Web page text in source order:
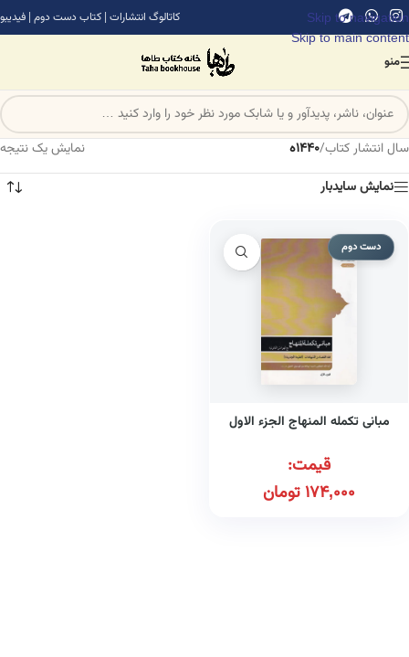
Skip to navigation
Skip to main content
کاتالوگ انتشارات | کتاب دست دوم | فیدیبو
منو
سال انتشار کتاب/1440ه
نمایش یک نتیجه
نمایش سایدبار
دست دوم
مبانی تکمله المنهاج الجزء الاول
قیمت:
174,000تومان